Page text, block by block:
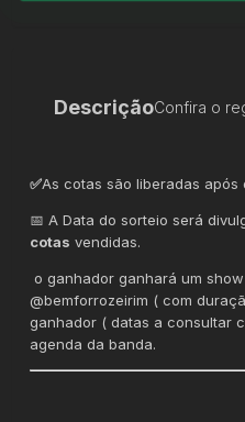
DescriçãoConfira o
✅As cotas são liberadas após
📅 A Data do sorteio será
cotas vendidas.
o ganhador ganhará um
@bemforrozeirim ( com
ganhador ( datas a consultar
agenda da banda.